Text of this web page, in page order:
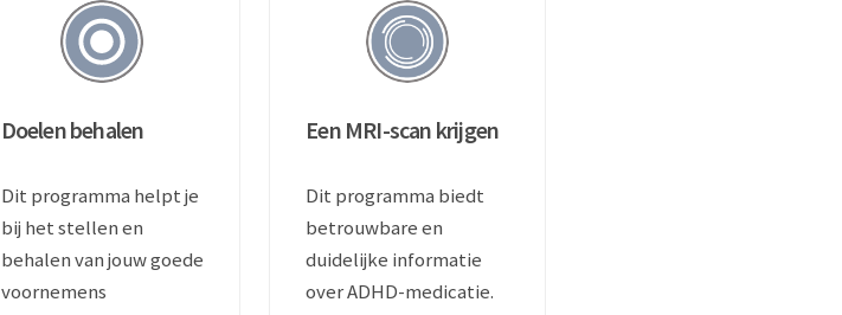
Doelen behalen
Dit programma helpt je
bij het stellen en
behalen van jouw goede
voornemens
Een MRI-scan krijgen
Dit programma biedt
betrouwbare en
duidelijke informatie
over ADHD-medicatie.